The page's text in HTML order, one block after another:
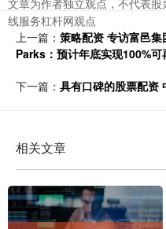
文章为作者独立观点，不代表
线服务杠杆网观点
上一篇： 策略配资 专访富邑
Parks：预计年底实现100%
下一篇： 具有口碑的股票配资
相关文章